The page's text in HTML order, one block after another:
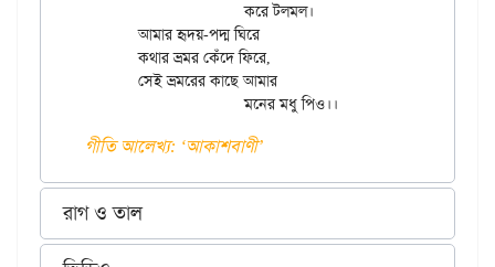
			করে টলমল।
	আমার হৃদয়-পদ্ম ঘিরে
	কথার ভ্রমর কেঁদে ফিরে,
গীতি আলেখ্য: ‌‘আকাশবাণী’
রাগ ও তাল